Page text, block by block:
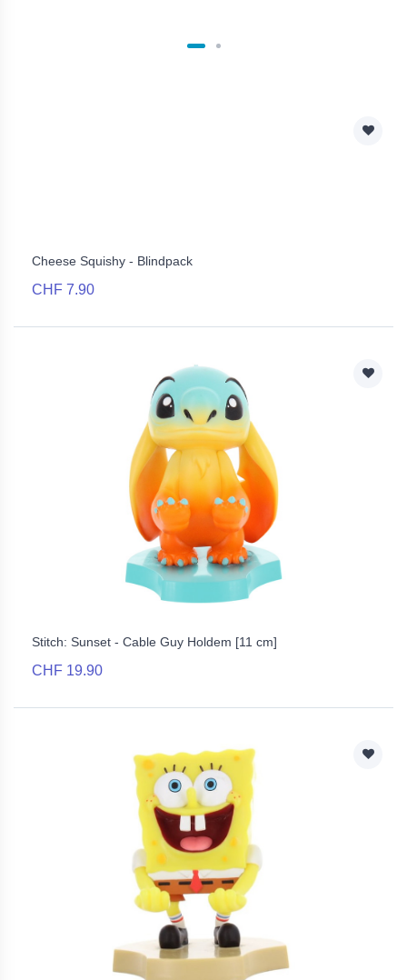
Cheese Squishy - Blindpack
CHF 7.90
Stitch: Sunset - Cable Guy Holdem [11 cm]
CHF 19.90